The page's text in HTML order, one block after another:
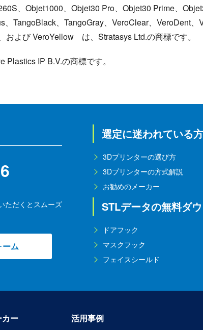
、Objet1000、Objet30 Pro、Objet30 Prime、
TangoBlack、TangoGray、VeroClear、VeroDent、
および VeroYellow は、Stratasys Ltd.の商標です。
IP B.V.の商標です。
選定に迷われている
3Dプリンターの選び方
3Dプリンターの方式解説
お勧めのメーカー
STLデータの無料ダ
ドアフック
マスクフック
フェイスシールド
ただくとスムーズ
ーム
ー 活用事例